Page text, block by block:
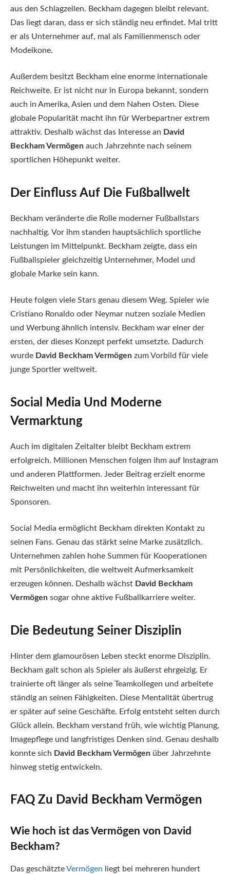
aus den Schlagzeilen. Beckham dagegen bleibt relevant.
Das liegt daran, dass er sich ständig neu erfindet. Mal tritt
er als Unternehmer auf, mal als Familienmensch oder
Modeikone.
Außerdem besitzt Beckham eine enorme internationale
Reichweite. Er ist nicht nur in Europa bekannt, sondern
auch in Amerika, Asien und dem Nahen Osten. Diese
globale Popularität macht ihn für Werbepartner extrem
attraktiv. Deshalb wächst das Interesse an David
Beckham Vermögen auch Jahrzehnte nach seinem
sportlichen Höhepunkt weiter.
Der Einfluss Auf Die Fußballwelt
Beckham veränderte die Rolle moderner Fußballstars
nachhaltig. Vor ihm standen hauptsächlich sportliche
Leistungen im Mittelpunkt. Beckham zeigte, dass ein
Fußballspieler gleichzeitig Unternehmer, Model und
globale Marke sein kann.
Heute folgen viele Stars genau diesem Weg. Spieler wie
Cristiano Ronaldo oder Neymar nutzen soziale Medien
und Werbung ähnlich intensiv. Beckham war einer der
ersten, der dieses Konzept perfekt umsetzte. Dadurch
wurde David Beckham Vermögen zum Vorbild für viele
junge Sportler weltweit.
Social Media Und Moderne
Vermarktung
Auch im digitalen Zeitalter bleibt Beckham extrem
erfolgreich. Millionen Menschen folgen ihm auf Instagram
und anderen Plattformen. Jeder Beitrag erzielt enorme
Reichweiten und macht ihn weiterhin interessant für
Sponsoren.
Social Media ermöglicht Beckham direkten Kontakt zu
seinen Fans. Genau das stärkt seine Marke zusätzlich.
Unternehmen zahlen hohe Summen für Kooperationen
mit Persönlichkeiten, die weltweit Aufmerksamkeit
erzeugen können. Deshalb wächst David Beckham
Vermögen sogar ohne aktive Fußballkarriere weiter.
Die Bedeutung Seiner Disziplin
Hinter dem glamourösen Leben steckt enorme Disziplin.
Beckham galt schon als Spieler als äußerst ehrgeizig. Er
trainierte oft länger als seine Teamkollegen und arbeitete
ständig an seinen Fähigkeiten. Diese Mentalität übertrug
er später auf seine Geschäfte. Erfolg entsteht selten durch
Glück allein. Beckham verstand früh, wie wichtig Planung,
Imagepflege und langfristiges Denken sind. Genau deshalb
konnte sich David Beckham Vermögen über Jahrzehnte
hinweg stetig entwickeln.
FAQ Zu David Beckham Vermögen
Wie hoch ist das Vermögen von David
Beckham?
Das geschätzteVermögen liegt bei mehreren hundert